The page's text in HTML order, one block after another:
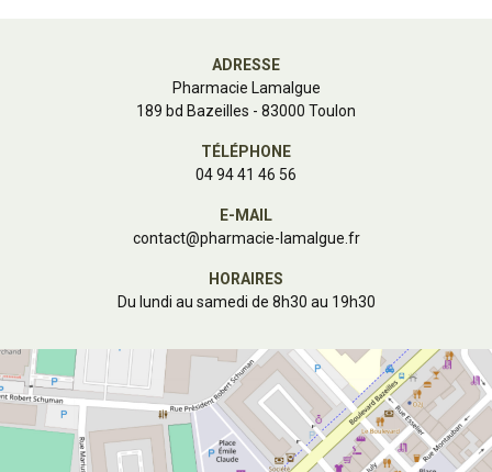
ADRESSE
Pharmacie Lamalgue
189 bd Bazeilles - 83000 Toulon
TÉLÉPHONE
04 94 41 46 56
E-MAIL
contact@pharmacie-lamalgue.fr
HORAIRES
Du lundi au samedi de 8h30 au 19h30